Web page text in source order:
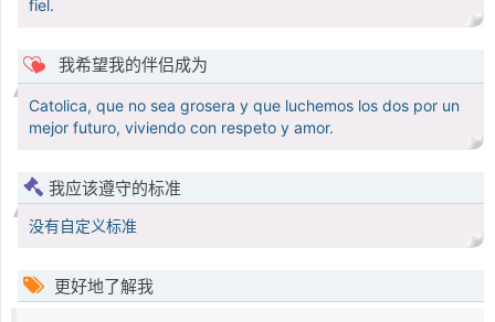
fiel.
我希望我的伴侣成为
Catolica, que no sea grosera y que luchemos los dos por un
mejor futuro, viviendo con respeto y amor.
我应该遵守的标准
没有自定义标准
更好地了解我